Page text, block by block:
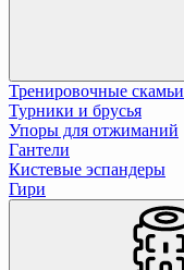
Тренировочные скамьи
Турники и брусья
Упоры для отжиманий
Гантели
Кистевые эспандеры
Гири